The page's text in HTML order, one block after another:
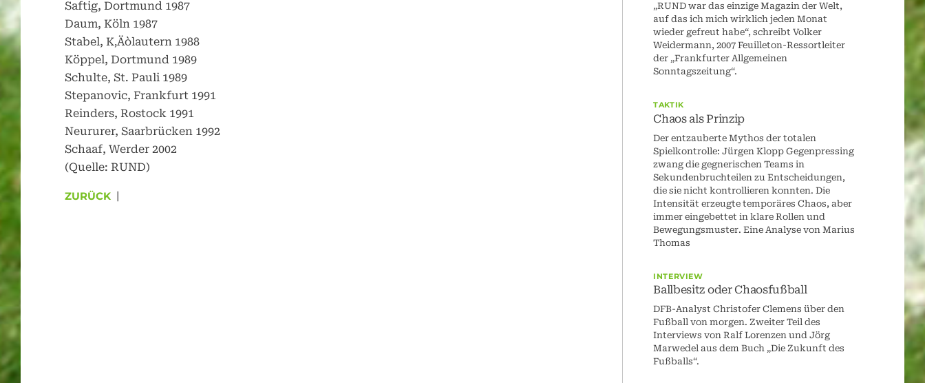
Saftig, Dortmund 1987
Daum, Köln 1987
Stabel, K‚Äòlautern 1988
Köppel, Dortmund 1989
Schulte, St. Pauli 1989
Stepanovic, Frankfurt 1991
Reinders, Rostock 1991
Neururer, Saarbrücken 1992
Schaaf, Werder 2002
(Quelle: RUND)
ZURÜCK |
„RUND war das einzige Magazin der Welt,
auf das ich mich wirklich jeden Monat
wieder gefreut habe“, schreibt Volker
Weidermann, 2007 Feuilleton-Ressortleiter
der „Frankfurter Allgemeinen
Sonntagszeitung“.
TAKTIK
Chaos als Prinzip
Der entzauberte Mythos der totalen
Spielkontrolle: Jürgen Klopp Gegenpressing
zwang die gegnerischen Teams in
Sekundenbruchteilen zu Entscheidungen,
die sie nicht kontrollieren konnten. Die
Intensität erzeugte temporäres Chaos, aber
immer eingebettet in klare Rollen und
Bewegungsmuster. Eine Analyse von Marius
Thomas
INTERVIEW
Ballbesitz oder Chaosfußball
DFB-Analyst Christofer Clemens über den
Fußball von morgen. Zweiter Teil des
Interviews von Ralf Lorenzen und Jörg
Marwedel aus dem Buch „Die Zukunft des
Fußballs“.